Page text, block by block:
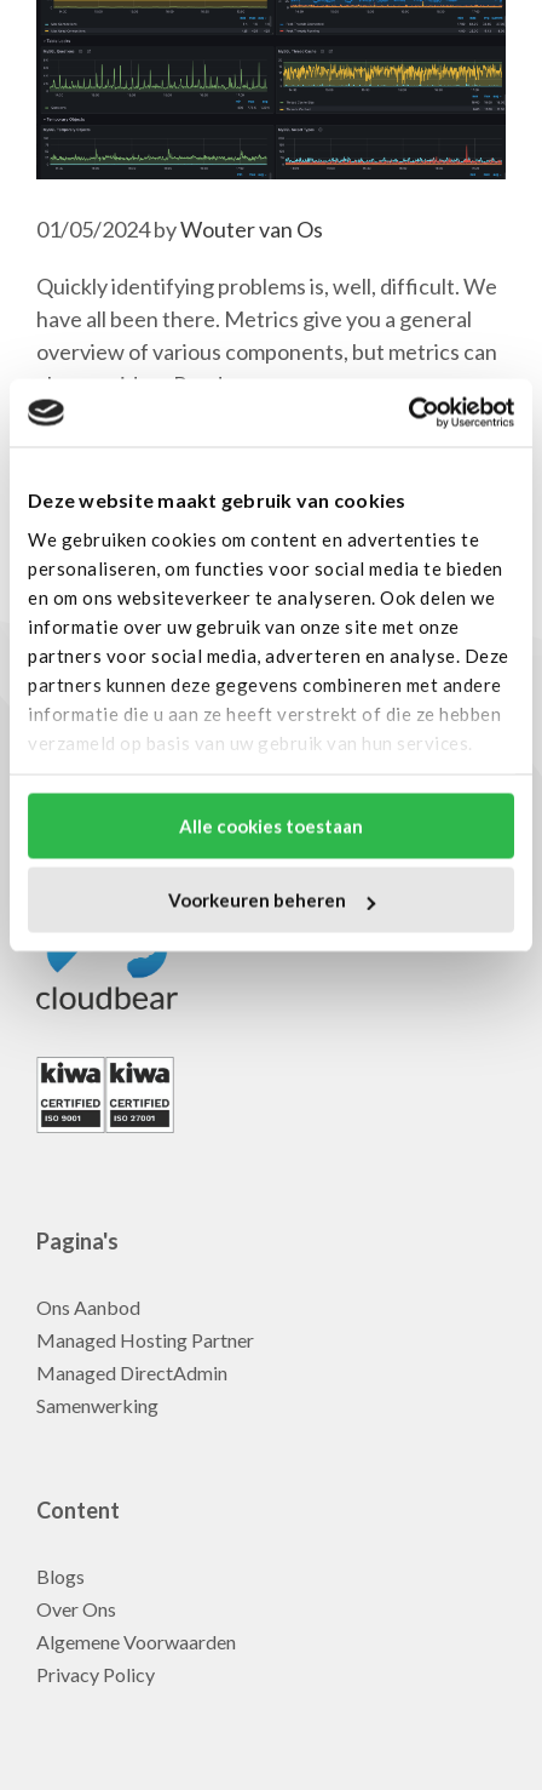
Deze website maakt gebruik van cookies
We gebruiken cookies om content en advertenties te
personaliseren, om functies voor social media te bieden
en om ons websiteverkeer te analyseren. Ook delen we
informatie over uw gebruik van onze site met onze
partners voor social media, adverteren en analyse. Deze
partners kunnen deze gegevens combineren met andere
informatie die u aan ze heeft verstrekt of die ze hebben
verzameld op basis van uw gebruik van hun services.
Alle cookies toestaan
Voorkeuren beheren
01/05/2024byWouter van Os
Quickly identifying problems is, well, difficult. We
have all been there. Metrics give you a general
overview of various components, but metrics can
also provide … Read more
promql
Pagina's
Ons Aanbod
Managed Hosting Partner
Managed DirectAdmin
Samenwerking
Content
Blogs
Over Ons
Algemene Voorwaarden
Privacy Policy